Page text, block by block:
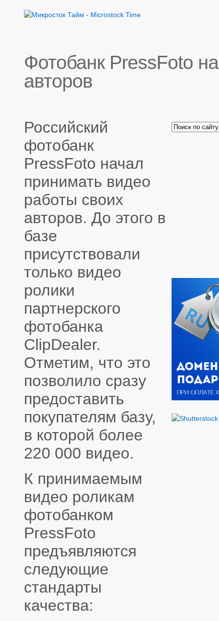
Фотобанк PressFoto
авторов
Российский
фотобанк
PressFoto начал
принимать видео
работы своих
авторов. До этого в
базе
присутствовали
только видео
ролики
партнерского
фотобанка
ClipDealer.
Отметим, что это
позволило сразу
предоставить
покупателям базу,
в которой более
220 000 видео.
К принимаемым
видео роликам
фотобанком
PressFoto
предъявляются
следующие
стандарты
качества: